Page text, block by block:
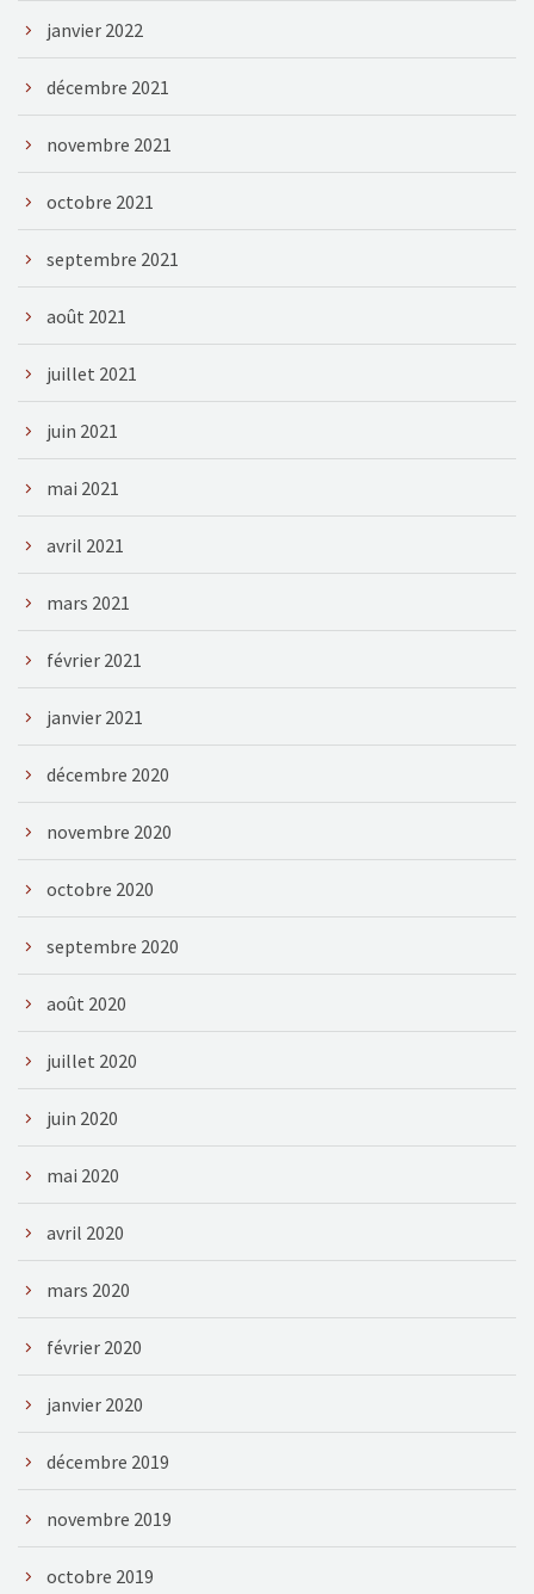
janvier 2022
décembre 2021
novembre 2021
octobre 2021
septembre 2021
août 2021
juillet 2021
juin 2021
mai 2021
avril 2021
mars 2021
février 2021
janvier 2021
décembre 2020
novembre 2020
octobre 2020
septembre 2020
août 2020
juillet 2020
juin 2020
mai 2020
avril 2020
mars 2020
février 2020
janvier 2020
décembre 2019
novembre 2019
octobre 2019